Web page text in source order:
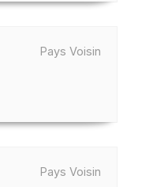
Pays Voisin
Pays Voisin